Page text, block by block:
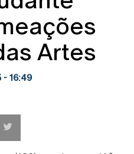
Artes
- 16:49